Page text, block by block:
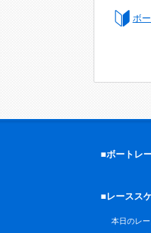
ボ
■ボートレ
■レースス
本日のレー